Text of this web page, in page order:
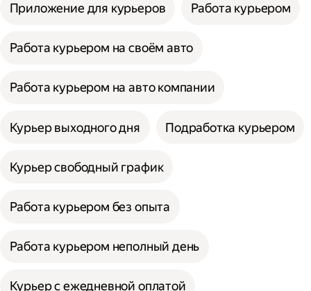
Приложение для курьеров Работа курьером
Работа курьером на своём авто
Работа курьером на авто компании
Курьер выходного дня Подработка курьером
Курьер свободный график
Работа курьером без опыта
Работа курьером неполный день
Курьер с ежедневной оплатой